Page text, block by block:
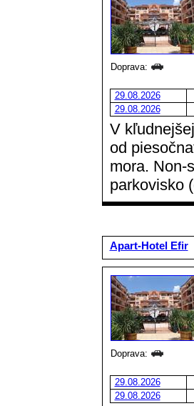
Doprava:
29.08.2026
29.08.2026
V
od
mora. Non-
parkovisko
Apart-Hotel Efir
Doprava:
29.08.2026
29.08.2026